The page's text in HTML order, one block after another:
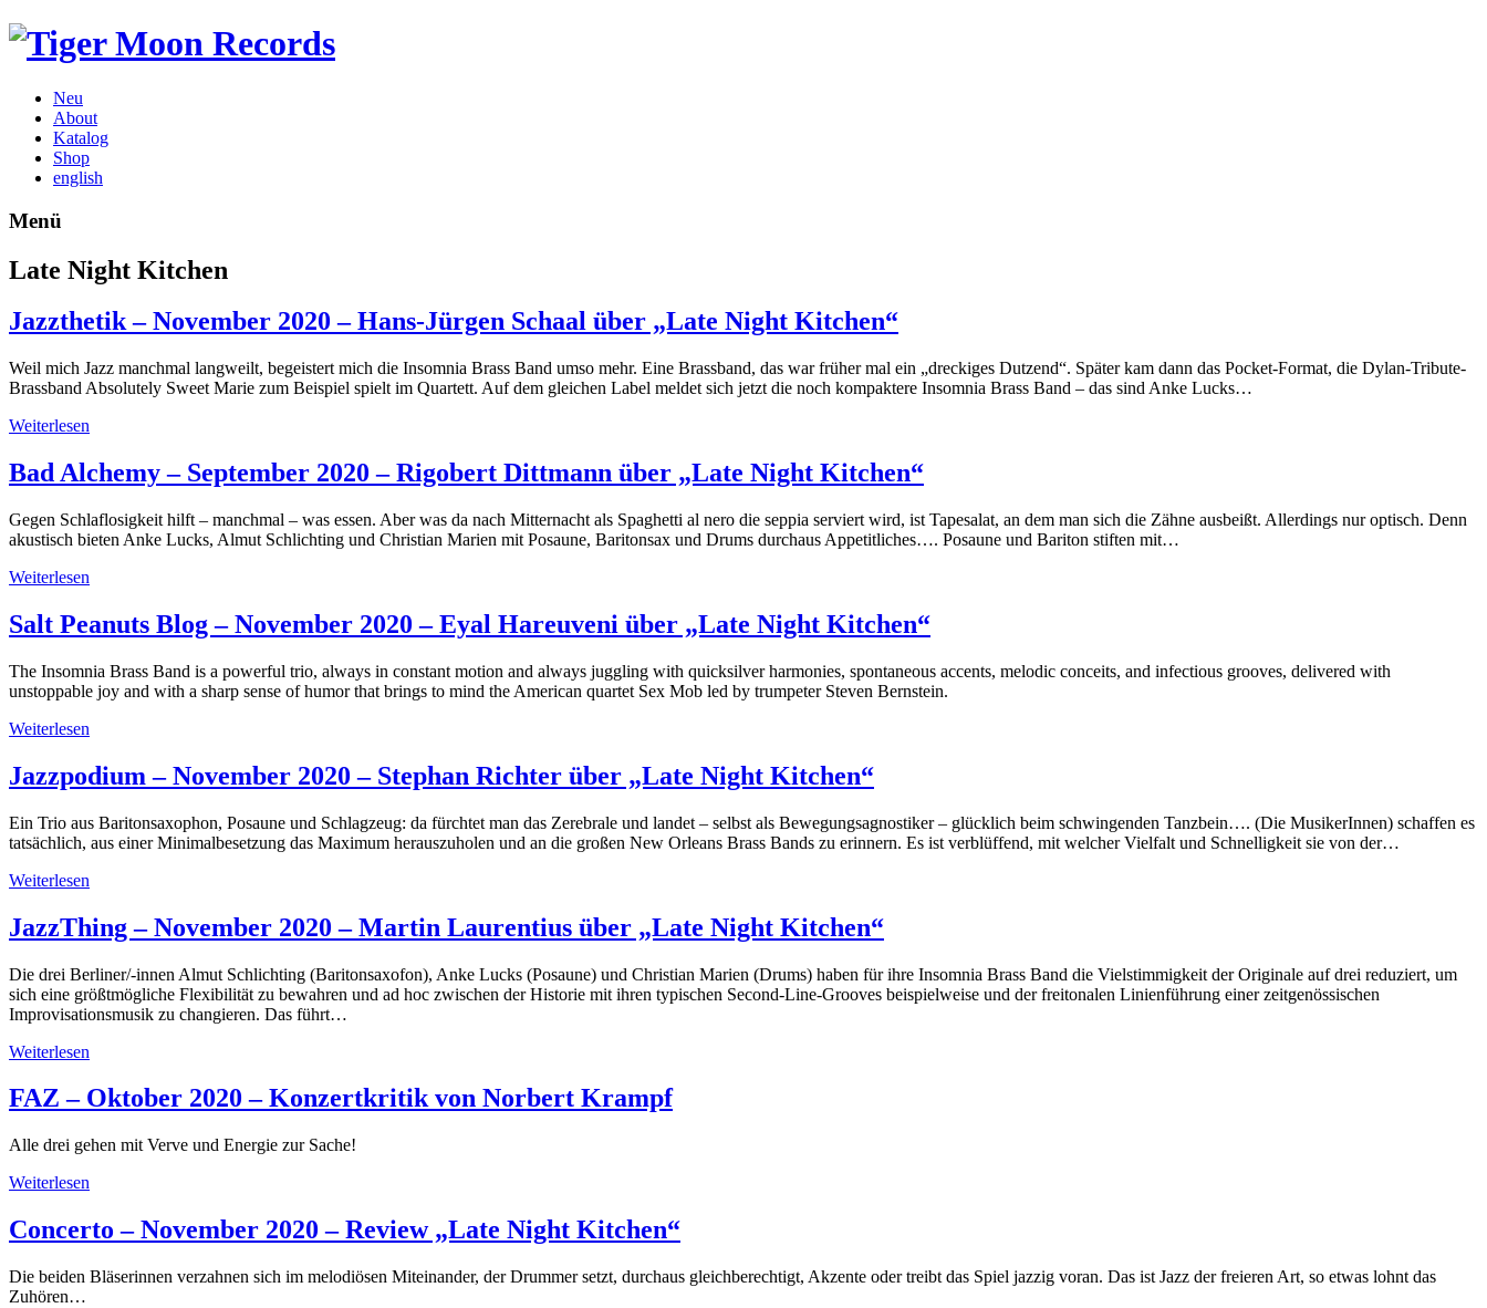
Neu
About
Katalog
Shop
english
Menü
Late Night Kitchen
Jazzthetik – November 2020 – Hans-Jürgen Schaal über „Late Night Kitchen“
Weil mich Jazz manchmal langweilt, begeistert mich die Insomnia Brass Band umso mehr. Eine Brassband, das war früher mal ein „dreckiges Dutzend“. Später kam dann das Pocket-Format, die Dylan-Tribute-
Brassband Absolutely Sweet Marie zum Beispiel spielt im Quartett. Auf dem gleichen Label meldet sich jetzt die noch kompaktere Insomnia Brass Band – das sind Anke Lucks…
Weiterlesen
Bad Alchemy – September 2020 – Rigobert Dittmann über „Late Night Kitchen“
Gegen Schlaflosigkeit hilft – manchmal – was essen. Aber was da nach Mitternacht als Spaghetti al nero die seppia serviert wird, ist Tapesalat, an dem man sich die Zähne ausbeißt. Allerdings nur optisch. Denn
akustisch bieten Anke Lucks, Almut Schlichting und Christian Marien mit Posaune, Baritonsax und Drums durchaus Appetitliches…. Posaune und Bariton stiften mit…
Weiterlesen
Salt Peanuts Blog – November 2020 – Eyal Hareuveni über „Late Night Kitchen“
The Insomnia Brass Band is a powerful trio, always in constant motion and always juggling with quicksilver harmonies, spontaneous accents, melodic conceits, and infectious grooves, delivered with
unstoppable joy and with a sharp sense of humor that brings to mind the American quartet Sex Mob led by trumpeter Steven Bernstein.
Weiterlesen
Jazzpodium – November 2020 – Stephan Richter über „Late Night Kitchen“
Ein Trio aus Baritonsaxophon, Posaune und Schlagzeug: da fürchtet man das Zerebrale und landet – selbst als Bewegungsagnostiker – glücklich beim schwingenden Tanzbein…. (Die MusikerInnen) schaffen es
tatsächlich, aus einer Minimalbesetzung das Maximum herauszuholen und an die großen New Orleans Brass Bands zu erinnern. Es ist verblüffend, mit welcher Vielfalt und Schnelligkeit sie von der…
Weiterlesen
JazzThing – November 2020 – Martin Laurentius über „Late Night Kitchen“
Die drei Berliner/-innen Almut Schlichting (Baritonsaxofon), Anke Lucks (Posaune) und Christian Marien (Drums) haben für ihre Insomnia Brass Band die Vielstimmigkeit der Originale auf drei reduziert, um
sich eine größtmögliche Flexibilität zu bewahren und ad hoc zwischen der Historie mit ihren typischen Second-Line-Grooves beispielweise und der freitonalen Linienführung einer zeitgenössischen
Improvisationsmusik zu changieren. Das führt…
Weiterlesen
FAZ – Oktober 2020 – Konzertkritik von Norbert Krampf
Alle drei gehen mit Verve und Energie zur Sache!
Weiterlesen
Concerto – November 2020 – Review „Late Night Kitchen“
Die beiden Bläserinnen verzahnen sich im melodiösen Miteinander, der Drummer setzt, durchaus gleichberechtigt, Akzente oder treibt das Spiel jazzig voran. Das ist Jazz der freieren Art, so etwas lohnt das
Zuhören…